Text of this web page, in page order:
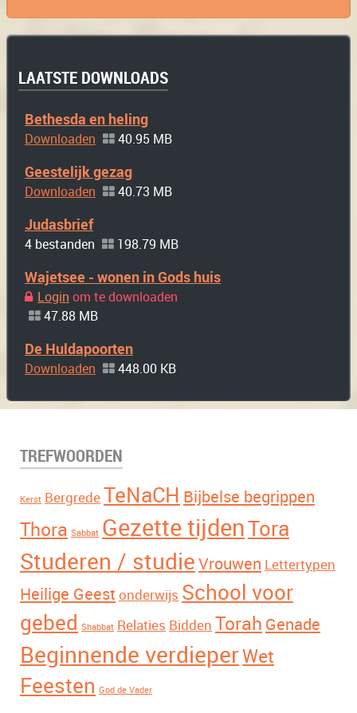
LAATSTE DOWNLOADS
Bethesda en heling
Downloaden 40.95 MB
Geestelijk gezag
Downloaden 40.73 MB
Judasbrief
4 bestanden 198.79 MB
Wajetsee - wonen in Gods huis
Login om te downloaden
47.88 MB
De Huldapoorten
Downloaden 448.00 KB
TREFWOORDEN
Kerst Bergrede TeNaCH Bijbelse begrippen
Thora Sabbat Gezette tijdenTora
Studeren / studie Vrouwen Lettertypen
Heilige Geest onderwijs School voor
gebed Shabbat Relaties Bidden Torah Genade
Beginnende verdieperWet
Feesten God de Vader